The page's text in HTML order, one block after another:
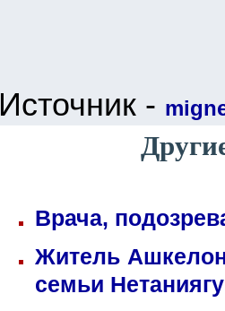
Источник -
Врача,
Житель
семьи Нетаниягу